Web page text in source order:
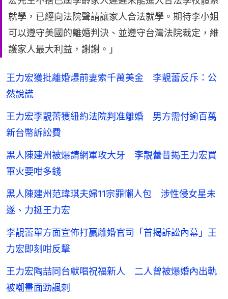
就學，已經向法院聲請讓家人合法就學。期待李小姐
可以遵守美國的離婚判決、並遵守台灣法院裁定，維
護家人最大利益，謝謝。」
王力宏獲批離婚爆前妻索千萬美金 李靚蕾反斥：公
然說謊
王力宏李靚蕾獲紐約法院判准離婚 男方需付逾百萬
新台幣訴訟費
黑人陳建州被爆請網軍攻大牙 李靚蕾昔揭王力宏買
軍火要咁多錢
黑人陳建州范瑋琪夫婦11宗罪懶人包 涉性侵女星未
遂、力挺王力宏
李靚蕾單方面宣佈打贏離婚官司「首揭訴訟內幕」王
力宏即刻咁反擊
王力宏陶喆同台獻唱祝福新人 二人曾被爆婚內出軌
被嘲畫面勁諷刺